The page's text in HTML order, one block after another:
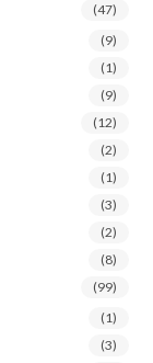
(47)
(9)
(1)
(9)
(12)
(2)
(1)
(3)
(2)
(8)
(99)
(1)
(3)